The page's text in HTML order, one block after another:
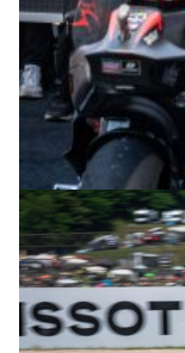
© R. Lekl